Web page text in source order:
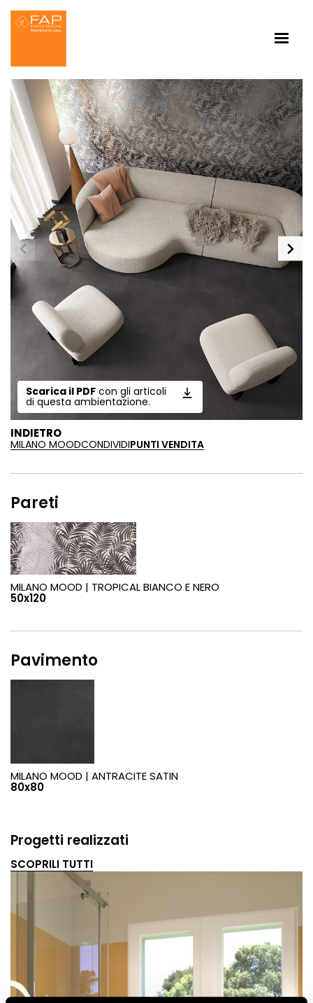
Scarica il PDF con gli articoli
di questa ambientazione.
INDIETRO
MILANO MOODCONDIVIDIPUNTI VENDITA
Pareti
MILANO MOOD | TROPICAL BIANCO E NERO
50x120
Pavimento
MILANO MOOD | ANTRACITE SATIN
80x80
Progetti realizzati
SCOPRILI TUTTI